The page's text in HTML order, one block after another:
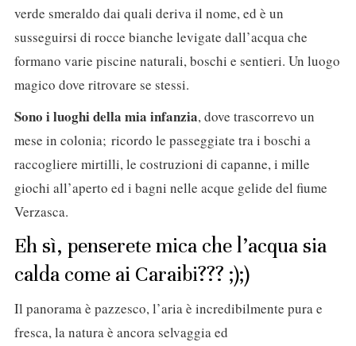
verde smeraldo dai quali deriva il nome, ed è un
susseguirsi di rocce bianche levigate dall’acqua che
formano varie piscine naturali, boschi e sentieri. Un luogo
magico dove ritrovare se stessi.
Sono i luoghi della mia infanzia, dove trascorrevo un
mese in colonia; ricordo le passeggiate tra i boschi a
raccogliere mirtilli, le costruzioni di capanne, i mille
giochi all’aperto ed i bagni nelle acque gelide del fiume
Verzasca.
Eh sì, penserete mica che l’acqua sia
calda come ai Caraibi??? ;);)
Il panorama è pazzesco, l’aria è incredibilmente pura e
fresca, la natura è ancora selvaggia ed